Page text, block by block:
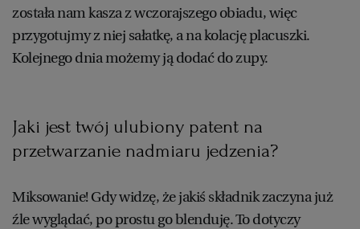
została nam kasza z wczorajszego obiadu, więc
przygotujmy z niej sałatkę, a na kolację placuszki.
Kolejnego dnia możemy ją dodać do zupy.
Jaki jest twój ulubiony patent na
przetwarzanie nadmiaru jedzenia?
Miksowanie! Gdy widzę, że jakiś składnik zaczyna już
źle wyglądać, po prostu go blenduję. To dotyczy